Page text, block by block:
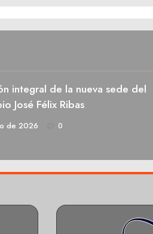
integral de la nueva sede del
José Félix Ribas
de 2026 0